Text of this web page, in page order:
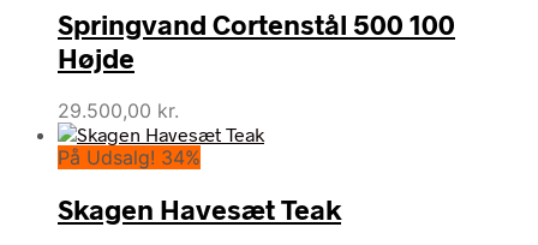
Springvand Cortenstål 500 100
Højde
29.500,00 kr.
På Udsalg! 34%
Skagen Havesæt Teak